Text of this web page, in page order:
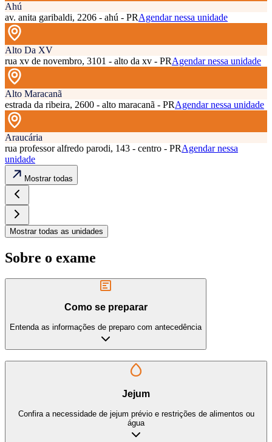
Ahú
av. anita garibaldi, 2206 - ahú - PRAgendar nessa unidade
Alto Da XV
rua xv de novembro, 3101 - alto da xv - PRAgendar nessa unidade
Alto Maracanã
estrada da ribeira, 2600 - alto maracanã - PRAgendar nessa unidade
Araucária
rua professor alfredo parodi, 143 - centro - PRAgendar nessa
unidade
Mostrar todas
Mostrar todas as unidades
Sobre o exame
Como se preparar
Entenda as informações de preparo com antecedência
Jejum
Confira a necessidade de jejum prévio e restrições de alimentos ou
água